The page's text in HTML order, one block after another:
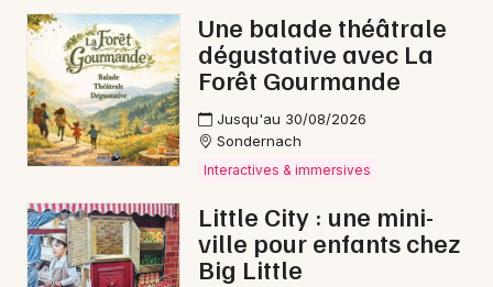
Une balade théâtrale
dégustative avec La
Forêt Gourmande
Jusqu'au 30/08/2026
Sondernach
Interactives & immersives
Little City : une mini-
ville pour enfants chez
Big Little